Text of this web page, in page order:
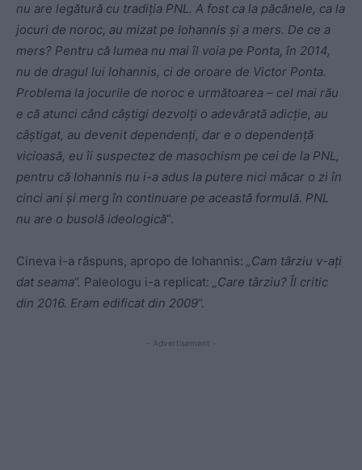
nu are legătură cu tradiţia PNL. A fost ca la păcănele, ca la
jocuri de noroc, au mizat pe Iohannis şi a mers. De ce a
mers? Pentru că lumea nu mai îl voia pe Ponta, în 2014,
nu de dragul lui Iohannis, ci de oroare de Victor Ponta.
Problema la jocurile de noroc e următoarea – cel mai rău
e că atunci când câştigi dezvolţi o adevărată adicţie, au
câştigat, au devenit dependenţi, dar e o dependenţă
vicioasă, eu îi suspectez de masochism pe cei de la PNL,
pentru că Iohannis nu i-a adus la putere nici măcar o zi în
cinci ani şi merg în continuare pe această formulă. PNL
nu are o busolă ideologică“.
Cineva i-a răspuns, apropo de Iohannis: „Cam târziu v-ați
dat seama“. Paleologu i-a replicat: „Care târziu? Îl critic
din 2016. Eram edificat din 2009“.
- Advertisement -